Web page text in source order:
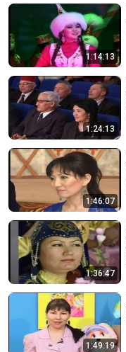
1:14:13
1:24:13
1:46:07
1:36:47
1:49:19